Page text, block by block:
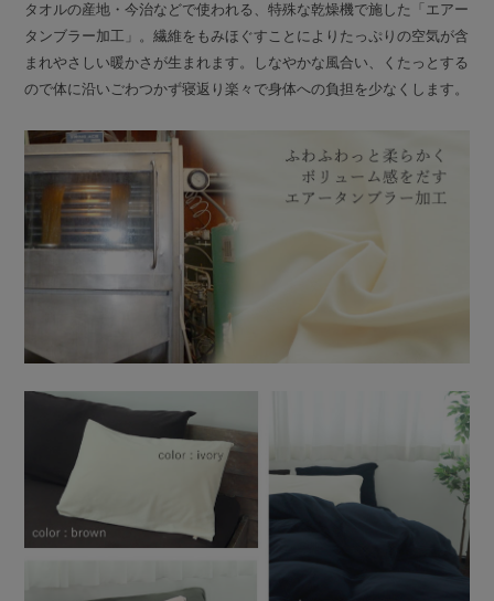
タオルの産地・今治などで使われる、特殊な乾燥機で施した「エアー
タンブラー加工」。繊維をもみほぐすことによりたっぷりの空気が含
まれやさしい暖かさが生まれます。しなやかな風合い、くたっとする
ので体に沿いごわつかず寝返り楽々で身体への負担を少なくします。